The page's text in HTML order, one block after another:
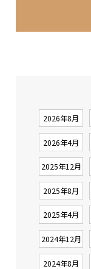
2026年8月
2026年4月
2025年12月
2025年8月
2025年4月
2024年12月
2024年8月